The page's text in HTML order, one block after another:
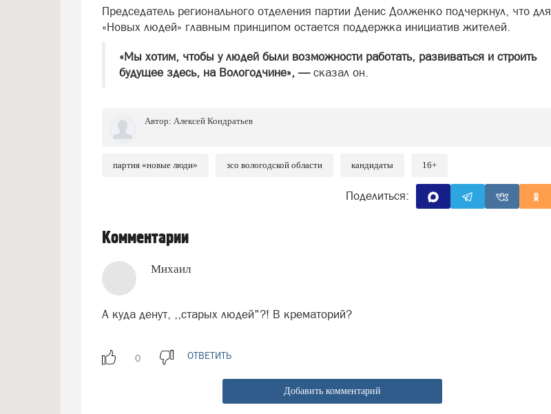
Председатель регионального отделения партии Денис Долженко подчеркнул, что для
«Новых людей» главным принципом остается поддержка инициатив жителей.
«Мы хотим, чтобы у людей были возможности работать, развиваться и строить
будущее здесь, на Вологодчине», —сказал он.
Автор: Алексей Кондратьев
партия «новые люди» зсо вологодской области кандидаты 16+
Поделиться:
Комментарии
Михаил
А куда денут, ,,старых людей"?! В крематорий?
ОТВЕТИТЬ
Добавить комментарий